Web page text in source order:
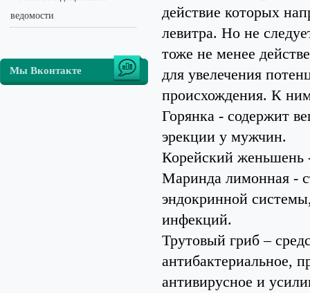
ведомости
Мы Вконтакте
действие которых
левитра. Но не
тоже не менее
для увелечения
происхождения. К
Горянка - содержит
эрекции у мужчин.
Корейский женьшень
Маринда лимонная -
эндокринной
инфекций.
Трутовый гриб –
антибактериальное,
антивирусное и